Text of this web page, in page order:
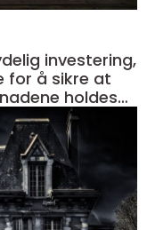
investering,
for å sikre at
holdes